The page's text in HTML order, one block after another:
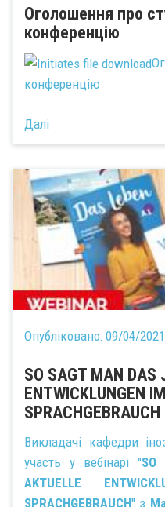
Оголошення про
конференцію
конференцію
Далі
Опубліковано: 09/04/2021
SO SAGT MAN
ENTWICKLUNGEN
SPRACHGEBRAUCH
Викладачі кафедри
участь у вебінарі "SO
AKTUELLE
SPRACHGEBRAUCH" з